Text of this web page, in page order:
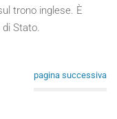
trono inglese. È
Stato.
pagina successiva